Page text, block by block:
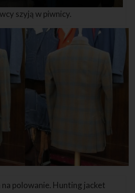
szyją w piwnicy.
polowanie. Hunting jacket